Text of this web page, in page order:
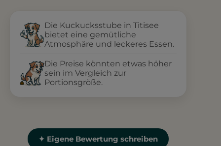
Die Kuckucksstube in Titisee
bietet eine gemütliche
Atmosphäre und leckeres Essen.
Die Preise könnten etwas höher
sein im Vergleich zur
Portionsgröße.
✦ Eigene Bewertung schreiben